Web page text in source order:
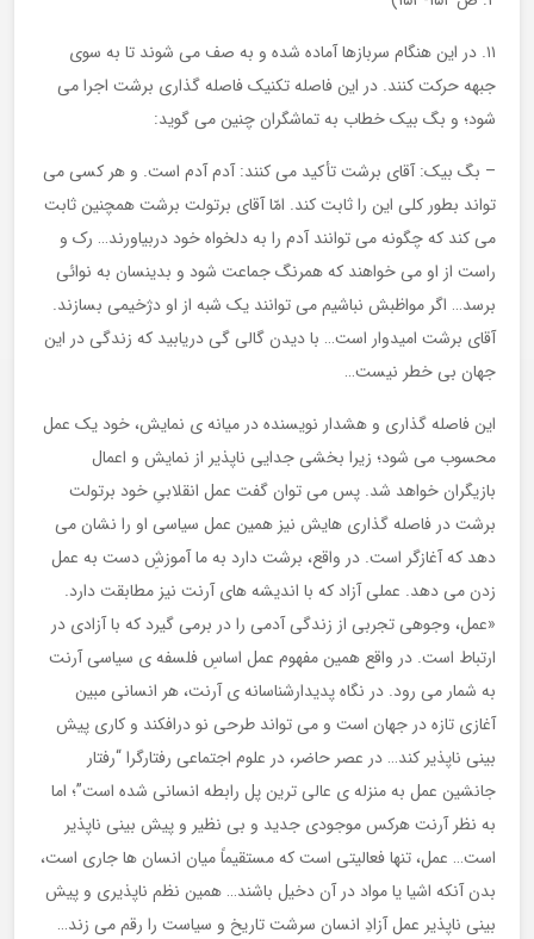
۱۱. در این هنگام سربازها آماده شده و به صف می شوند تا به سوی
جبهه حرکت کنند. در این فاصله تکنیک فاصله گذاری برشت اجرا می
شود؛ و بگ بیک خطاب به تماشگران چنین می گوید:
– بگ بیک: آقای برشت تأکید می کنند: آدم آدم است. و هر کسی می
تواند بطور کلی این را ثابت کند. امّا آقای برتولت برشت همچنین ثابت
می کند که چگونه می توانند آدم را به دلخواه خود دربیاورند… رک و
راست از او می خواهند که همرنگ جماعت شود و بدینسان به نوائی
برسد… اگر مواظبش نباشیم می توانند یک شبه از او دژخیمی بسازند.
آقای برشت امیدوار است… با دیدن گالی گی دریابید که زندگی در این
جهان بی خطر نیست…
این فاصله گذاری و هشدار نویسنده در میانه ی نمایش، خود یک عمل
محسوب می شود؛ زیرا بخشی جدایی ناپذیر از نمایش و اعمال
بازیگران خواهد شد. پس می توان گفت عمل انقلابیِ خود برتولت
برشت در فاصله گذاری هایش نیز همین عمل سیاسی او را نشان می
دهد که آغازگر است. در واقع، برشت دارد به ما آموزشِ دست به عمل
زدن می دهد. عملی آزاد که با اندیشه های آرنت نیز مطابقت دارد.
«عمل، وجوهی تجربی از زندگی آدمی را در برمی گیرد که با آزادی در
ارتباط است. در واقع همین مفهوم عمل اساسِ فلسفه ی سیاسی آرنت
به شمار می رود. در نگاه پدیدارشناسانه ی آرنت، هر انسانی مبین
آغازی تازه در جهان است و می تواند طرحی نو درافکند و کاری پیش
بینی ناپذیر کند… در عصر حاضر، در علوم اجتماعی رفتارگرا “رفتار
جانشین عمل به منزله ی عالی ترین پل رابطه انسانی شده است”؛ اما
به نظر آرنت هرکس موجودی جدید و بی نظیر و پیش بینی ناپذیر
است… عمل، تنها فعالیتی است که مستقیماً میان انسان ها جاری است،
بدن آنکه اشیا یا مواد در آن دخیل باشند… همین نظم ناپذیری و پیش
بینی ناپذیر عمل آزادِ انسان سرشت تاریخ و سیاست را رقم می زند…